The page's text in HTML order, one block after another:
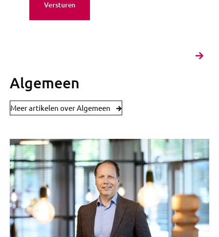
Algemeen
Meer artikelen over Algemeen